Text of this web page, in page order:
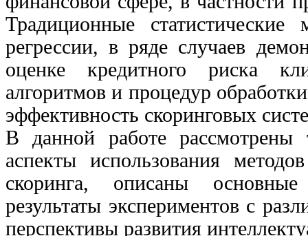
Традиционные
регрессии, в ряде случаев
оценке кредитного риска
алгоритмов и процедур
эффективность скоринговых
В данной работе рассмотрены
аспекты использования
скоринга, описаны
результаты экспериментов с
перспективы развития